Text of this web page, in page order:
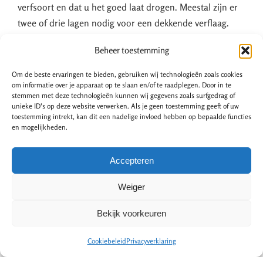
Beheer toestemming
Om de beste ervaringen te bieden, gebruiken wij technologieën zoals cookies
om informatie over je apparaat op te slaan en/of te raadplegen. Door in te
stemmen met deze technologieën kunnen wij gegevens zoals surfgedrag of
unieke ID's op deze website verwerken. Als je geen toestemming geeft of uw
toestemming intrekt, kan dit een nadelige invloed hebben op bepaalde functies
en mogelijkheden.
Accepteren
Weiger
Bekijk voorkeuren
CookiebeleidPrivacyverklaring
verfsoort en dat u het goed laat drogen. Meestal zijn er
twee of drie lagen nodig voor een dekkende verflaag.
het aanbrengen van olie wordt de trap meestal een
aantal tinten donkerder, maar een andere kleurtint is ook
mogelijk (bijvoorbeeld grijzer of witter).
Per trede moet u denken aan een gemiddelde kostprijs
tussen de€15,- tot €20,-
Zandstralen trap
Met deze renovatiemethode wordt er een speciaal
straalmiddel op hoge druk op het trapoppervlak
water met zand of zeer kleine keramische parels. Deze